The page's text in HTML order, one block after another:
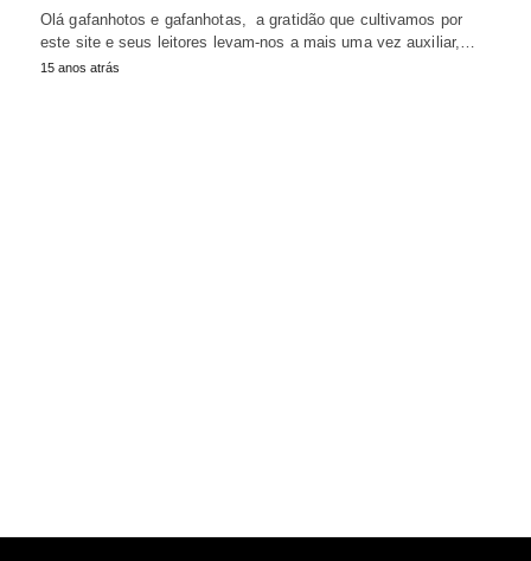
Olá gafanhotos e gafanhotas, a gratidão que cultivamos por
este site e seus leitores levam-nos a mais uma vez auxiliar,…
15 anos atrás